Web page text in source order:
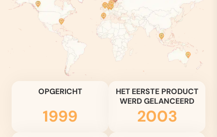
OPGERICHT
1999
HET EERSTE PRODUCT
WERD GELANCEERD
2003